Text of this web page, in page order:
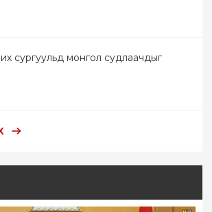
сургуульд монгол судлаачдыг